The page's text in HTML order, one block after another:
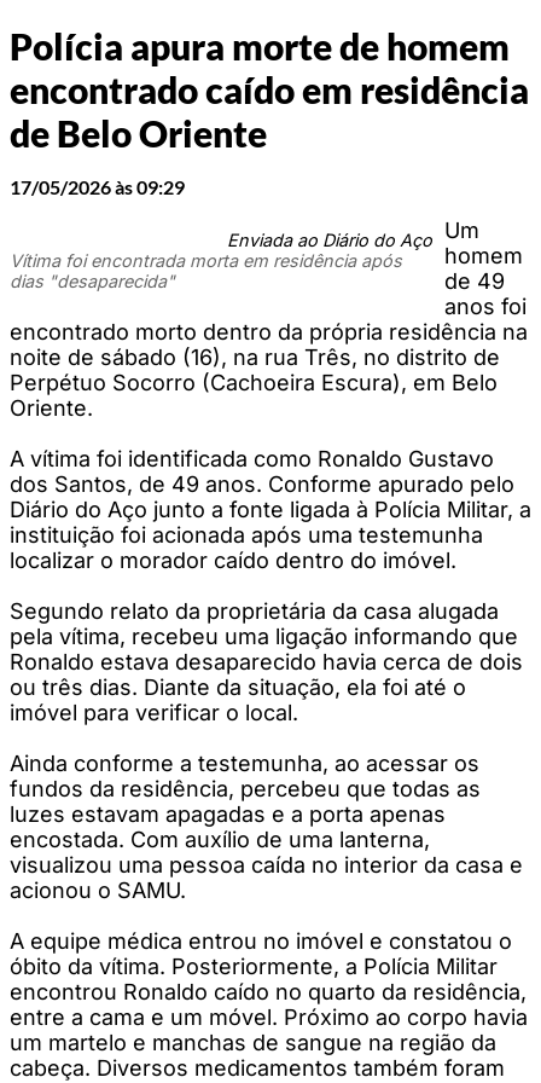
Polícia apura morte de homem
encontrado caído em residência
de Belo Oriente
17/05/2026 às 09:29
Enviada ao Diário do Aço
Vítima foi encontrada morta em residência após
dias "desaparecida"
Um
homem
de 49
anos foi
encontrado morto dentro da própria residência na
noite de sábado (16), na rua Três, no distrito de
Perpétuo Socorro (Cachoeira Escura), em Belo
Oriente.
A vítima foi identificada como Ronaldo Gustavo
dos Santos, de 49 anos. Conforme apurado pelo
Diário do Aço junto a fonte ligada à Polícia Militar, a
instituição foi acionada após uma testemunha
localizar o morador caído dentro do imóvel.
Segundo relato da proprietária da casa alugada
pela vítima, recebeu uma ligação informando que
Ronaldo estava desaparecido havia cerca de dois
ou três dias. Diante da situação, ela foi até o
imóvel para verificar o local.
Ainda conforme a testemunha, ao acessar os
fundos da residência, percebeu que todas as
luzes estavam apagadas e a porta apenas
encostada. Com auxílio de uma lanterna,
visualizou uma pessoa caída no interior da casa e
acionou o SAMU.
A equipe médica entrou no imóvel e constatou o
óbito da vítima. Posteriormente, a Polícia Militar
encontrou Ronaldo caído no quarto da residência,
entre a cama e um móvel. Próximo ao corpo havia
um martelo e manchas de sangue na região da
cabeça. Diversos medicamentos também foram